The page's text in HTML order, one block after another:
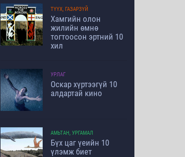
ТҮҮХ, ГАЗАРЗҮЙ
Хамгийн олон
жилийн өмнө
тогтоосон эртний 10
хил
УРЛАГ
Оскар хүртээгүй 10
алдартай кино
АМЬТАН, УРГАМАЛ
Бүх цаг үеийн 10
үлэмж биет